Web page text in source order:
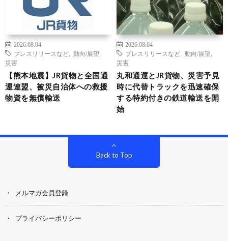
2026.08.04
プレスリリースなど
動向/展望
災害
【熊本地震】JR貨物と全国通
運連盟、被災自治体への救援
物資を無償輸送
2026.08.04
プレスリリースなど
動向/展望
災害
丸和通運とJR貨物、災害予見
時に代替トラックを迅速確保
する特約付きの鉄道輸送を開
始
Back to Top
メルマガ会員登録
プライバシーポリシー